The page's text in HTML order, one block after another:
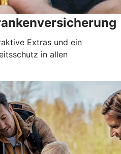
Extras und ein
in allen